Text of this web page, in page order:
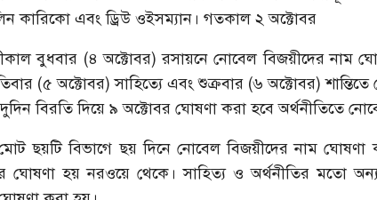
কারিকো এবং ড্রিউ ওইসম্যান। গতকাল ২ অক্টোবর
বুধবার (৪ অক্টোবর) রসায়নে নোবেল বিজয়ীদের নাম
(৫ অক্টোবর) সাহিত্যে এবং শুক্রবার (৬ অক্টোবর)
বিরতি দিয়ে ৯ অক্টোবর ঘোষণা করা হবে অর্থনীতিতে
ছয়টি বিভাগে ছয় দিনে নোবেল বিজয়ীদের নাম ঘোষণা
ঘোষণা হয় নরওয়ে থেকে। সাহিত্য ও অর্থনীতির মতো